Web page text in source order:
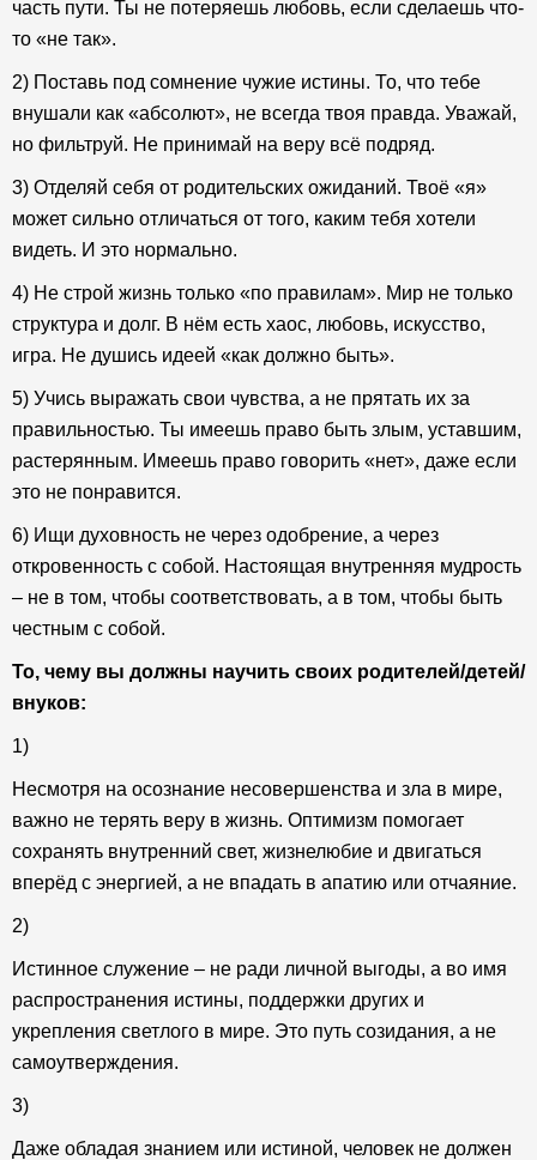
часть пути. Ты не потеряешь любовь, если сделаешь что-
то «не так».
2) Поставь под сомнение чужие истины. То, что тебе
внушали как «абсолют», не всегда твоя правда. Уважай,
но фильтруй. Не принимай на веру всё подряд.
3) Отделяй себя от родительских ожиданий. Твоё «я»
может сильно отличаться от того, каким тебя хотели
видеть. И это нормально.
4) Не строй жизнь только «по правилам». Мир не только
структура и долг. В нём есть хаос, любовь, искусство,
игра. Не душись идеей «как должно быть».
5) Учись выражать свои чувства, а не прятать их за
правильностью. Ты имеешь право быть злым, уставшим,
растерянным. Имеешь право говорить «нет», даже если
это не понравится.
6) Ищи духовность не через одобрение, а через
откровенность с собой. Настоящая внутренняя мудрость
– не в том, чтобы соответствовать, а в том, чтобы быть
честным с собой.
То, чему вы должны научить своих родителей/детей/
внуков:
1)
Несмотря на осознание несовершенства и зла в мире,
важно не терять веру в жизнь. Оптимизм помогает
сохранять внутренний свет, жизнелюбие и двигаться
вперёд с энергией, а не впадать в апатию или отчаяние.
2)
Истинное служение – не ради личной выгоды, а во имя
распространения истины, поддержки других и
укрепления светлого в мире. Это путь созидания, а не
самоутверждения.
3)
Даже обладая знанием или истиной, человек не должен